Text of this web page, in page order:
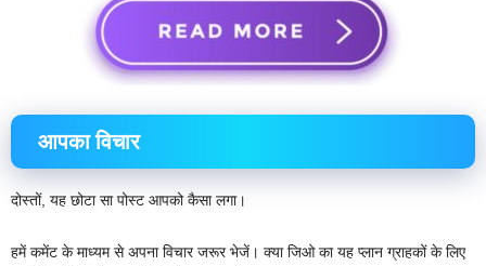
आपका विचार
दोस्तों, यह छोटा सा पोस्ट आपको कैसा लगा।
हमें कमेंट के माध्यम से अपना विचार जरूर भेजें। क्या जिओ का यह प्लान ग्राहकों के लिए